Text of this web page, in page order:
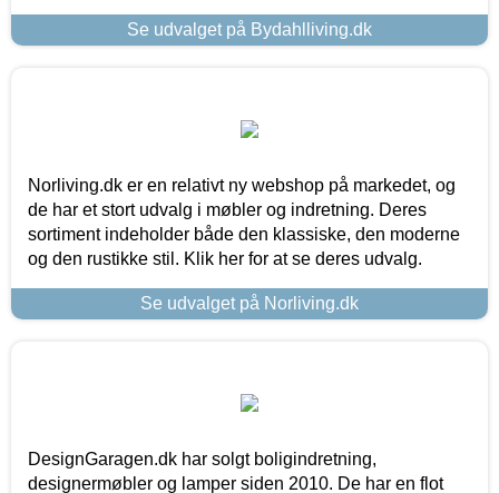
Se udvalget på Bydahlliving.dk
Norliving.dk er en relativt ny webshop på markedet, og
de har et stort udvalg i møbler og indretning. Deres
sortiment indeholder både den klassiske, den moderne
og den rustikke stil. Klik her for at se deres udvalg.
Se udvalget på Norliving.dk
DesignGaragen.dk har solgt boligindretning,
designermøbler og lamper siden 2010. De har en flot